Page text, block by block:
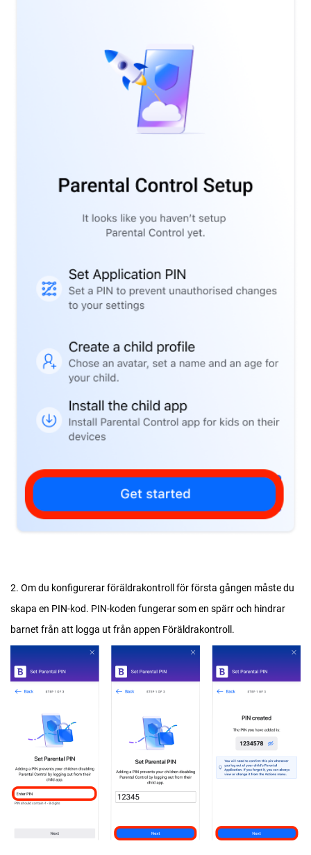
2. Om du konfigurerar föräldrakontroll för första gången måste du
skapa en PIN-kod. PIN-koden fungerar som en spärr och hindrar
barnet från att logga ut från appen Föräldrakontroll.